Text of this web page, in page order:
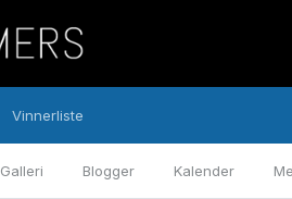
Galleri Blogger Kalender
Vinnerliste